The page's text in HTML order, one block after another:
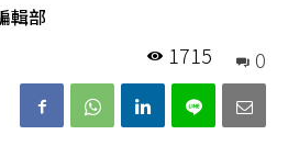
輯部
0
1715